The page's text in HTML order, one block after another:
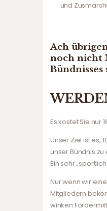
und
Ach
noch nicht
Bündnisses
Es kostet Sie nur
Unser Ziel ist es,
unser Bündnis
Ein sehr
Nur wenn wir
Mitgliedern
winken